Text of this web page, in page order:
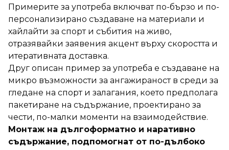
Примерите за употреба включват по-бързо и по-
персонализирано създаване на материали и
хайлайти за спорт и събития на живо,
отразявайки заявения акцент върху скоростта и
итеративната доставка.
Друг описан пример за употреба е създаване на
микро възможности за ангажираност в среди за
гледане на спорт и залагания, което предполага
пакетиранe на съдържание, проектирано за
чести, по-малки моменти на взаимодействие.
Монтаж на дългоформатно и наративно
съдържание, подпомогнат от по-дълбоко